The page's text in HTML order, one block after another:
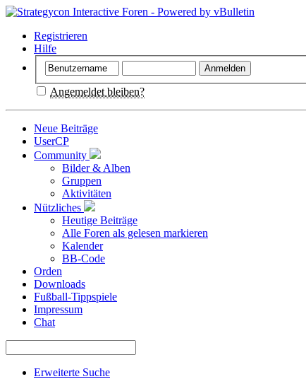
Registrieren
Hilfe
Angemeldet bleiben?
Neue Beiträge
UserCP
Community
Bilder & Alben
Gruppen
Aktivitäten
Nützliches
Heutige Beiträge
Alle Foren als gelesen markieren
Kalender
BB-Code
Orden
Downloads
Fußball-Tippspiele
Impressum
Chat
Erweiterte Suche